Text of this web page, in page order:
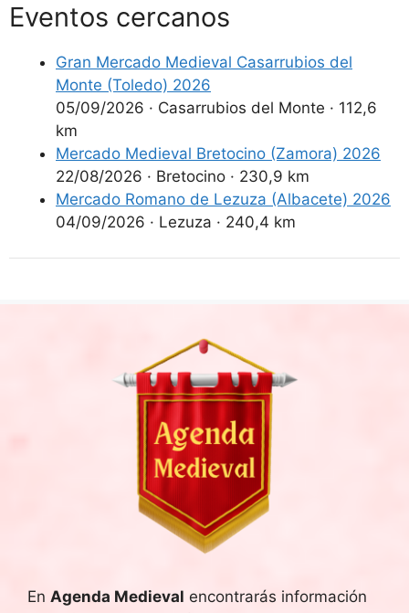
Eventos cercanos
Gran Mercado Medieval Casarrubios del
Monte (Toledo) 2026
05/09/2026 · Casarrubios del Monte · 112,6
km
Mercado Medieval Bretocino (Zamora) 2026
22/08/2026 · Bretocino · 230,9 km
Mercado Romano de Lezuza (Albacete) 2026
04/09/2026 · Lezuza · 240,4 km
En Agenda Medieval encontrarás información